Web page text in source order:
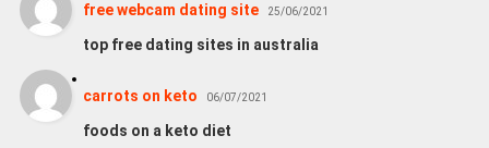
free webcam dating site 25/06/2021
top free dating sites in australia
carrots on keto 06/07/2021
foods on a keto diet